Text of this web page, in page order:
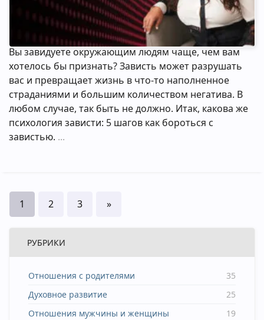
Вы завидуете окружающим людям чаще, чем вам
хотелось бы признать? Зависть может разрушать
вас и превращает жизнь в что-то наполненное
страданиями и большим количеством негатива. В
любом случае, так быть не должно. Итак, какова же
психология зависти: 5 шагов как бороться с
завистью.
1 2 3 »
РУБРИКИ
Отношения с родителями
35
Духовное развитие
25
Отношения мужчины и женщины
19